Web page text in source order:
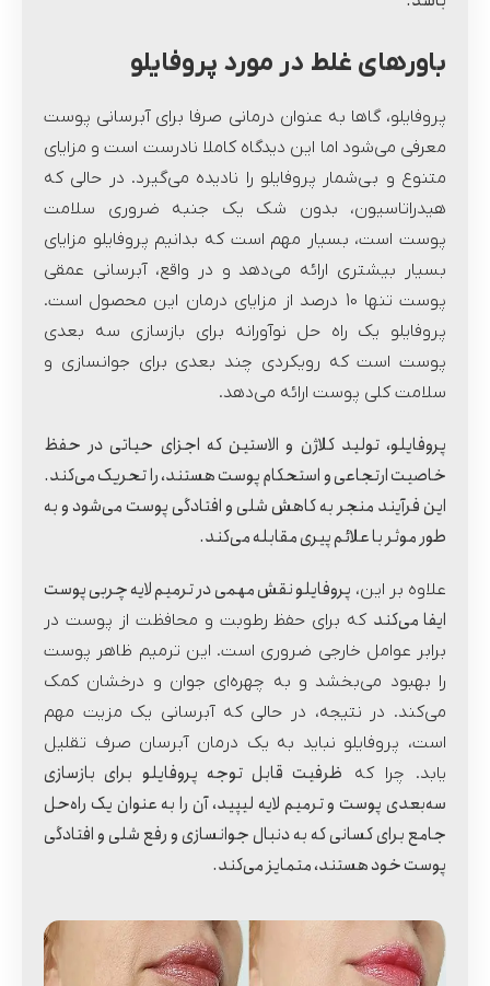
باورهای غلط در مورد پروفایلو
پروفایلو، گاها به عنوان درمانی صرفا برای آبرسانی پوست
معرفی می‌شود اما این دیدگاه کاملا نادرست است و مزایای
متنوع و بی‌شمار پروفایلو را نادیده می‌گیرد. در حالی که
هیدراتاسیون، بدون شک یک جنبه ضروری سلامت
پوست است، بسیار مهم است که بدانیم پروفایلو مزایای
بسیار بیشتری ارائه می‌دهد و در واقع، آبرسانی عمقی
پوست تنها 10 درصد از مزایای درمان این محصول است.
پروفایلو یک راه حل نوآورانه برای بازسازی سه بعدی
پوست است که رویکردی چند بعدی برای جوانسازی و
سلامت کلی پوست ارائه می‌دهد.
پروفایلو، تولید کلاژن و الاستین که اجزای حیاتی در حفظ
خاصیت ارتجاعی و استحکام پوست هستند، را تحریک می‌کند.
این فرآیند منجر به کاهش شلی و افتادگی پوست می‌شود و به
طور موثر با علائم پیری مقابله می‌کند.
علاوه بر این، پروفایلو نقش مهمی در ترمیم لایه چربی پوست
ایفا می‌کند که برای حفظ رطوبت و محافظت از پوست در
برابر عوامل خارجی ضروری است. این ترمیم ظاهر پوست
را بهبود می‌بخشد و به چهره‌ای جوان و درخشان کمک
می‌کند. در نتیجه، در حالی که آبرسانی یک مزیت مهم
است، پروفایلو نباید به یک درمان آبرسان صرف تقلیل
یابد. چرا که ظرفیت قابل توجه پروفایلو برای بازسازی
سه‌بعدی پوست و ترمیم لایه لیپید، آن را به عنوان یک راه‌حل
جامع برای کسانی که به دنبال جوانسازی و رفع شلی و افتادگی
پوست خود هستند، متمایز می‌کند.